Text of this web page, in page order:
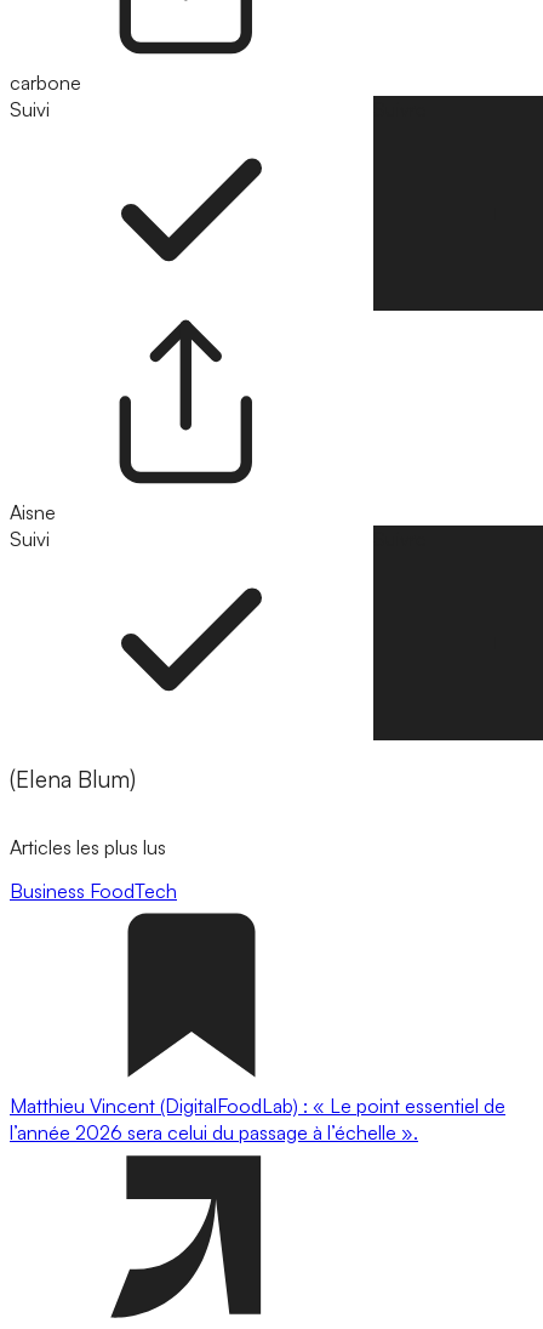
carbone
Suivi
Aisne
Suivi
(Elena Blum)
Articles les plus lus
Business FoodTech
Matthieu Vincent (DigitalFoodLab) : « Le point essentiel de
l’année 2026 sera celui du passage à l’échelle ».